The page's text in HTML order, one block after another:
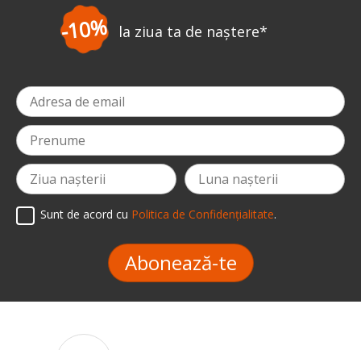
-3% la prima comandă
Sunt de acord cu Politica de Confidențialitate.
Abonează-te